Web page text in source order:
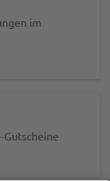
im
Gutscheine